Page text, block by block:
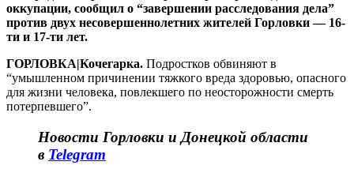
оккупации, сообщил о “завершении расследования дела”
против двух несовершеннолетних жителей Горловки — 16-
ти и 17-ти лет.
ГОРЛОВКА|Кочегарка. Подростков обвиняют в
“умышленном причинении тяжкого вреда здоровью, опасного
для жизни человека, повлекшего по неосторожности смерть
потерпевшего”.
Новости Горловки и Донецкой области
в Telegram